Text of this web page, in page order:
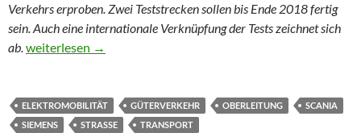
Verkehrs erproben. Zwei Teststrecken sollen bis Ende 2018 fertig
sein. Auch eine internationale Verknüpfung der Tests zeichnet sich
ab.Wolpertinger auf der Autobahn
weiterlesen →
ELEKTROMOBILITÄT GÜTERVERKEHR OBERLEITUNG
SCANIA
SIEMENS
STRASSE TRANSPORT